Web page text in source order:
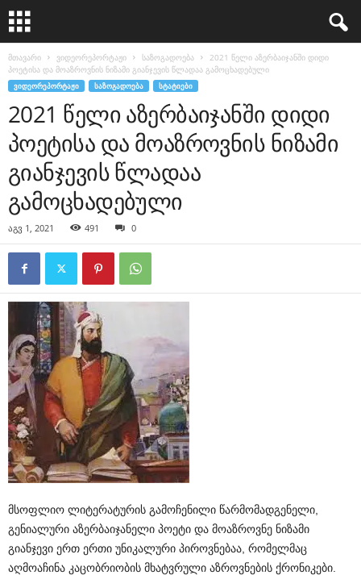
მთავარი ვიდეორეპორტაჟი საზოგადოება
2021 წელი აზერბაიჯანში დიდი
პოეტისა და მოაზროვნის ნიზამი გიანჯევის წლადაა გამოცხადებული
ᲕᲘᲓᲔᲝᲠᲔᲞᲝᲠᲢᲐᲟᲘ ᲡᲐᲖᲝᲒᲐᲓᲝᲔᲑᲐ ᲡᲢᲐᲢᲘᲔᲑᲘ
2021 წელი აზერბაიჯანში დიდი
პოეტისა და მოაზროვნის ნიზამი
გიანჯევის წლადაა
გამოცხადებული
აგვ 1, 2021 491 0
მსოფლიო ლიტერატურის გამოჩენილი წარმომადგენელი,
გენიალური აზერბაიჯანელი პოეტი და მოაზროვნე ნიზამი
გიანჯევი ერთ ერთი უნიკალური პიროვნებაა, რომელმაც
აღმოაჩინა კაცობრიობის მხატვრული აზროვნების ქრონიკები.